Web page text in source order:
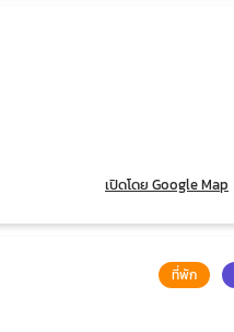
เปิดโดย Google Map
ที่พัก